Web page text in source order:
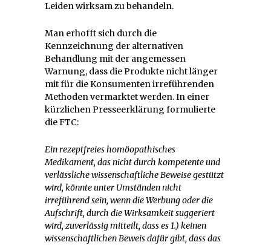
Leiden wirksam zu behandeln.
Man erhofft sich durch die
Kennzeichnung der alternativen
Behandlung mit der angemessen
Warnung, dass die Produkte nicht länger
mit für die Konsumenten irreführenden
Methoden vermarktet werden. In einer
kürzlichen Presseerklärung formulierte
die FTC:
Ein rezeptfreies homöopathisches
Medikament, das nicht durch kompetente und
verlässliche wissenschaftliche Beweise gestützt
wird, könnte unter Umständen nicht
irreführend sein, wenn die Werbung oder die
Aufschrift, durch die Wirksamkeit suggeriert
wird, zuverlässig mitteilt, dass es 1.) keinen
wissenschaftlichen Beweis dafür gibt, dass das